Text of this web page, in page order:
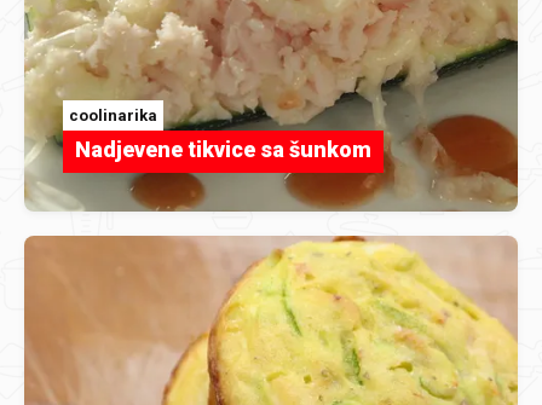
coolinarika
Nadjevene tikvice sa šunkom